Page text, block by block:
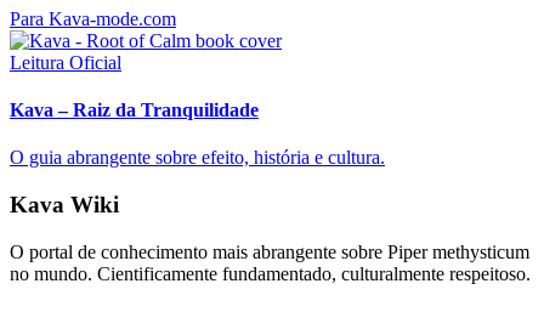
Para Kava-mode.com
Leitura Oficial
Kava – Raiz da Tranquilidade
O guia abrangente sobre efeito, história e cultura.
Kava Wiki
O portal de conhecimento mais abrangente sobre Piper methysticum
no mundo. Cientificamente fundamentado, culturalmente respeitoso.